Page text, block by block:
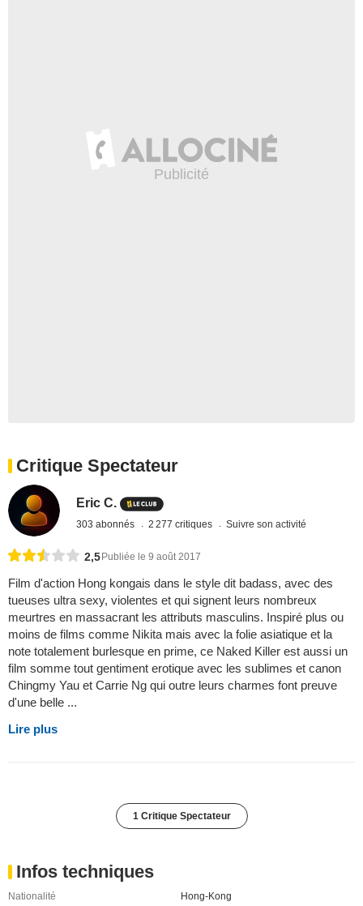
Critique Spectateur
Eric C.
303 abonnés 2 277 critiques Suivre son activité
2,5 Publiée le 9 août 2017
Film d'action Hong kongais dans le style dit badass, avec des
tueuses ultra sexy, violentes et qui signent leurs nombreux
meurtres en massacrant les attributs masculins. Inspiré plus ou
moins de films comme Nikita mais avec la folie asiatique et la
note totalement burlesque en prime, ce Naked Killer est aussi un
film somme tout gentiment erotique avec les sublimes et canon
Chingmy Yau et Carrie Ng qui outre leurs charmes font preuve
d'une belle ...
Lire plus
1 Critique Spectateur
Infos techniques
Nationalité
Hong-Kong